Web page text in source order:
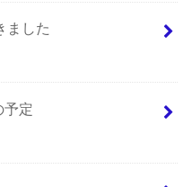
ました
定